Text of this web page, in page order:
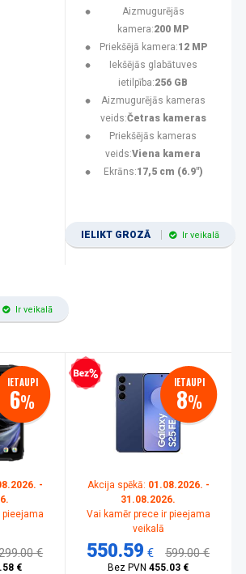
Ir veikalā
Aizmugurējās
kamera:200 MP
Priekšējā kamera:12 MP
Iekšējās glabātuves
ietilpība:256 GB
Aizmugurējās kameras
veids:Četras kameras
Priekšējās kameras
veids:Viena kamera
Ekrāns:17,5 cm (6.9")
IELIKT GROZĀ Ir veikalā
IETAUPI
6%
-
pieejama
€
€
Bezprocentu kredīts IETAUPI
8%
Akcija spēkā: 01.08.2026. -
31.08.2026.
Vai kamēr prece ir pieejama
veikalā
550.59 € 599.00 €
Bez PVN455.03 €